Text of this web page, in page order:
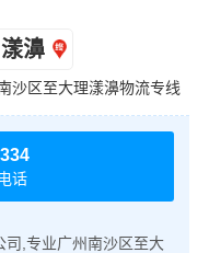
漾濞
沙区至大理漾濞物流专线
话
司,专业广州南沙区至大